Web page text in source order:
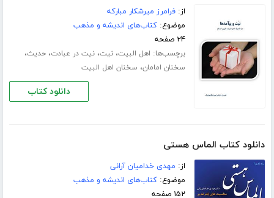
از:فرامرز میرشکار مبارکه
موضوع:کتاب‌های اندیشه و مذهب
۲۴ صفحه
برچسب‌ها: اهل البیت،نیت،نیت در عبادت،حدیث،
سخنان امامان، سخنان اهل البیت
دانلود کتاب
دانلود کتاب الماس هستی
از: مهدی خدامیان آرانی
موضوع:کتاب‌های اندیشه و مذهب
۱۵۲ صفحه